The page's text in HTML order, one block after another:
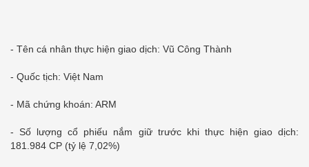
- Tên cá nhân thực hiện giao dịch: Vũ Công Thành
- Quốc tịch: Việt Nam
- Mã chứng khoán: ARM
- Số lượng cổ phiếu nắm giữ trước khi thực hiện giao dịch:
181.984 CP (tỷ lệ 7,02%)